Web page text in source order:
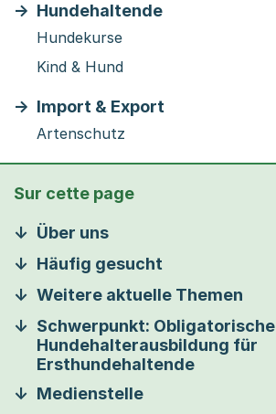
Hundehaltende
Hundekurse
Kind & Hund
Import & Export
Artenschutz
Sur cette page
Über uns
Häufig gesucht
Weitere aktuelle Themen
Schwerpunkt: Obligatorische
Hundehalterausbildung für
Ersthundehaltende
Medienstelle